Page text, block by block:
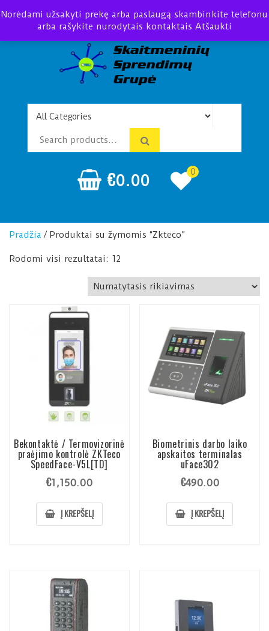
Telefonspynės Praėjimo
kontrolė
€0.00 0
Pradžia / Produktai su žymomis “Zkteco”
Rodomi visi rezultatai: 12
Bekontaktė / Termovizorinė
praėjimo kontrolė ZKTeco
SpeedFace-V5L[TD]
€1,150.00
Į KREPŠELĮ
Biometrinis darbo laiko
apskaitos terminalas
uFace302
€490.00
Į KREPŠELĮ
Norėdami užsakyti prekę arba paslaugą skambinkite telefonu
arba rašykite nurodytais kontaktais Atšaukti